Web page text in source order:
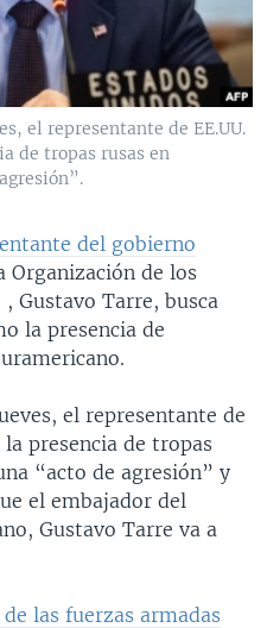
el representante de EE.UU.
de tropas rusas en
del gobierno
Organización de los
Gustavo Tarre, busca
la presencia de
el representante de
la presencia de tropas
“acto de agresión” y
el embajador del
Gustavo Tarre va a
las fuerzas armadas